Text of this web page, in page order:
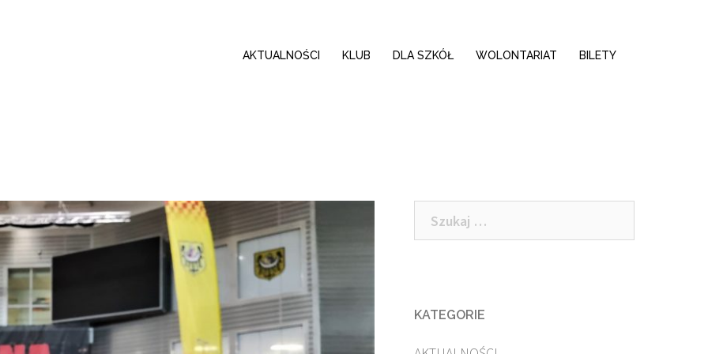
AKTUALNOŚCI KLUB DLA SZKÓŁ WOLONTARIAT BILETY
Szukaj:
KATEGORIE